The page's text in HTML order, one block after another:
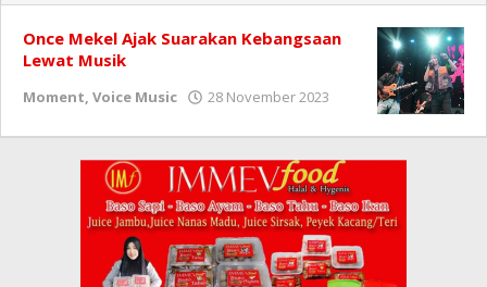
Once Mekel Ajak Suarakan Kebangsaan
Lewat Musik
Moment, Voice Music 28 November 2023
Redaksi